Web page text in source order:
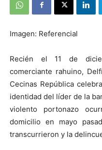
Imagen: Referencial
Recién el 11 de
comerciante rahuino,
Cecinas República
identidad del líder de la
violento portonazo
domicilio en mayo
transcurrieron y la